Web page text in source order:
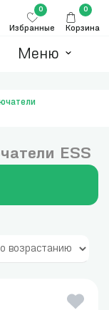
Избранные
0
Корзина
0
Меню
ESS